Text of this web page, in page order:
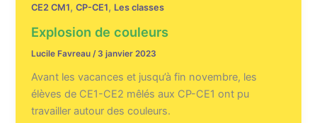
CE2 CM1,CP-CE1, Les classes
Explosion de couleurs
Lucile Favreau/ 3 janvier 2023
Avant les vacances et jusqu’à fin novembre, les
élèves de CE1-CE2 mêlés aux CP-CE1 ont pu
travailler autour des couleurs.